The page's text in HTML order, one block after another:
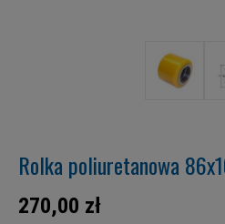
Rolka poliuretanowa
270,00 zł